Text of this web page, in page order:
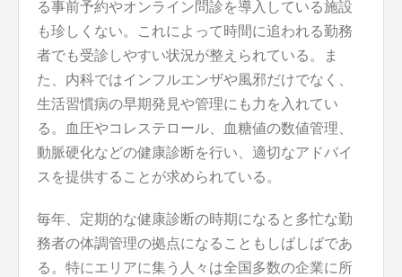
る事前予約やオンライン問診を導入している施設
も珍しくない。これによって時間に追われる勤務
者でも受診しやすい状況が整えられている。ま
た、内科ではインフルエンザや風邪だけでなく、
生活習慣病の早期発見や管理にも力を入れてい
る。血圧やコレステロール、血糖値の数値管理、
動脈硬化などの健康診断を行い、適切なアドバイ
スを提供することが求められている。
毎年、定期的な健康診断の時期になると多忙な勤
務者の体調管理の拠点になることもしばしばであ
る。特にエリアに集う人々は全国多数の企業に所